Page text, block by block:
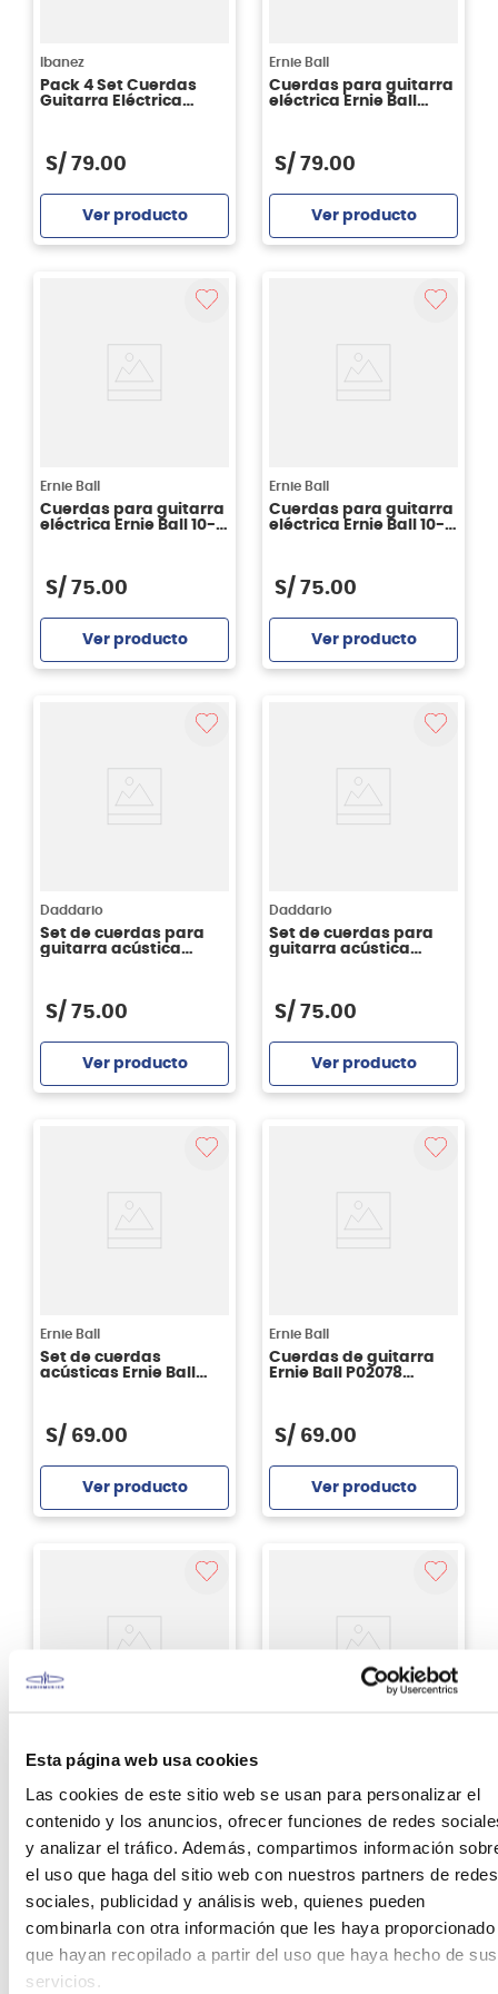
Esta página web usa cookies
Las cookies de este sitio web se usan para personalizar el
contenido y los anuncios, ofrecer funciones de redes
y analizar el tráfico. Además, compartimos información
el uso que haga del sitio web con nuestros partners de redes
sociales, publicidad y análisis web, quienes pueden
combinarla con otra información que les haya proporcionado
que hayan recopilado a partir del uso que haya hecho de sus
servicios.
Ibanez
Pack 4 Set Cuerdas
Guitarra Eléctrica
S/ 79.00
Ver producto
Ernie Ball
Cuerdas para guitarra
eléctrica Ernie Ball
S/ 79.00
Ver producto
Ernie Ball
Cuerdas para guitarra
eléctrica Ernie Ball 10-
S/ 75.00
Ver producto
Ernie Ball
Cuerdas para guitarra
eléctrica Ernie Ball 10-
S/ 75.00
Ver producto
Daddario
Set de cuerdas para
guitarra acústica
S/ 75.00
Ver producto
Daddario
Set de cuerdas para
guitarra acústica
S/ 75.00
Ver producto
Ernie Ball
Set de cuerdas
acústicas Ernie Ball
S/ 69.00
Ver producto
Ernie Ball
Cuerdas de guitarra
Ernie Ball P02078
S/ 69.00
Ver producto
Daddario
acústica D´Addario
XTABR1256 Light
Coated 12-56
S/ 69. 00
Ver producto
Agregar
eléctrica Daddario 09-
65 EXL120-8
S/ 69.00
Ver producto
Agregar